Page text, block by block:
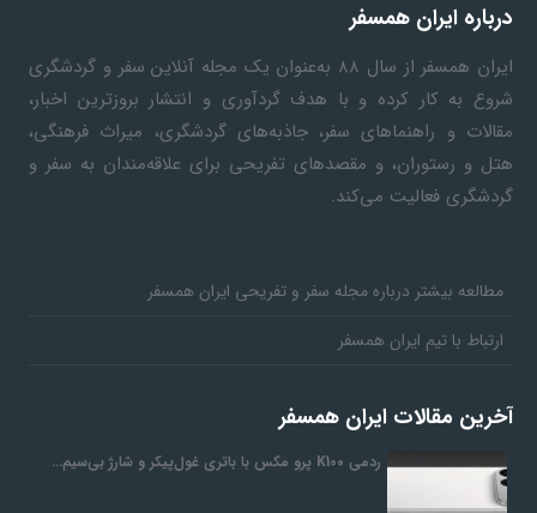
درباره ایران همسفر
ایران همسفر
از سال ۸۸ به‎‌عنوان یک مجله آنلاین سفر و گردشگری
شروع به کار کرده و با هدف گردآوری و انتشار بروزترین اخبار،
مقالات و راهنماهای سفر، جاذبه‌های گردشگری، میراث فرهنگی،
هتل و رستوران، و مقصدهای تفریحی برای علاقه‌مندان به سفر و
گردشگری فعالیت می‌کند.
مطالعه بیشتر درباره مجله سفر و تفریحی ایران همسفر
ارتباط با تیم ایران همسفر
آخرین مقالات ایران همسفر
ردمی K100 پرو مکس با باتری غول‌پیکر و شارژ بی‌سیم…